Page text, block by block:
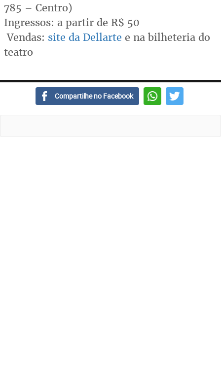
785 – Centro)
Ingressos: a partir de R$ 50
Vendas: site da Dellarte e na bilheteria do
teatro
Compartilhe no Facebook